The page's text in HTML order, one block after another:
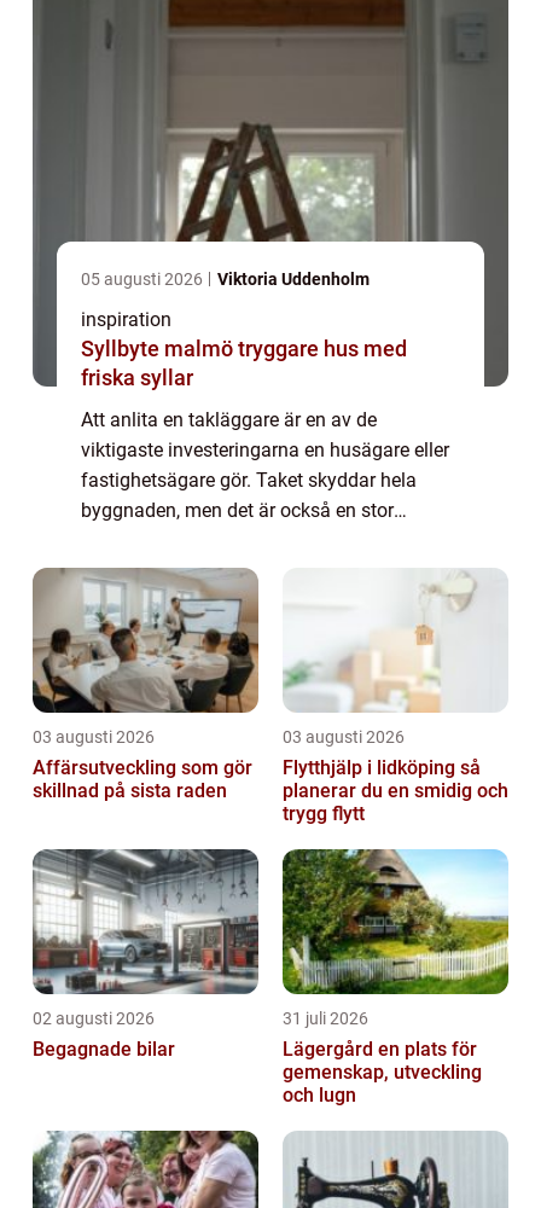
05 augusti 2026 Viktoria Uddenholm
inspiration
Syllbyte malmö tryggare hus med
friska syllar
Att anlita en takläggare är en av de
viktigaste investeringarna en husägare eller
fastighetsägare gör. Taket skyddar hela
byggnaden, men det är också en stor
Stockholm, med snabba väderomslag, snö,
isbildning o...
03 augusti 2026
Affärsutveckling som gör
skillnad på sista raden
03 augusti 2026
Flytthjälp i lidköping så
planerar du en smidig och
trygg flytt
02 augusti 2026
Begagnade bilar
31 juli 2026
Lägergård en plats för
gemenskap, utveckling
och lugn